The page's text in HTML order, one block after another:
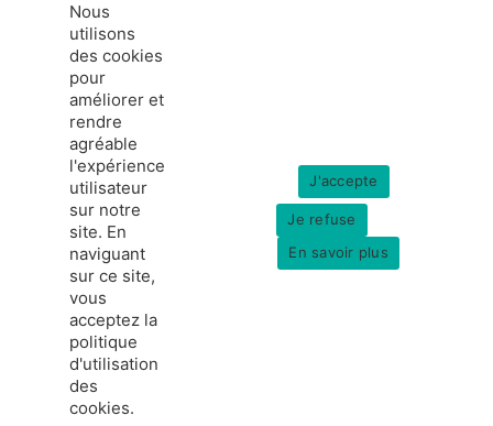
france-hydrogene.org
Données personnelles
Mentions légales
Nous
utilisons
des cookies
pour
améliorer et
rendre
agréable
l'expérience
utilisateur
sur notre
site. En
naviguant
sur ce site,
vous
acceptez la
politique
d'utilisation
des
cookies.
J'accepte
Je refuse
En savoir plus